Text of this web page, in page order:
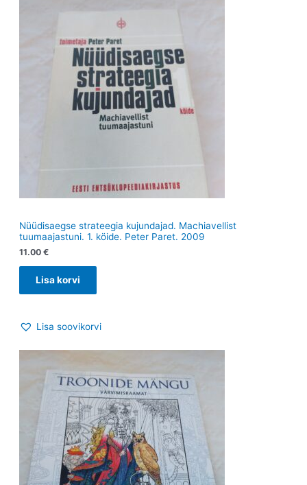
Nüüdisaegse strateegia kujundajad. Machiavellist
tuumaajastuni. 1. köide. Peter Paret. 2009
11.00 €
Lisa korvi
Lisa soovikorvi